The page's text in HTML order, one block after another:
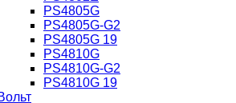
PS4805G
PS4805G-G2
PS4805G 19
PS4810G
PS4810G-G2
PS4810G 19